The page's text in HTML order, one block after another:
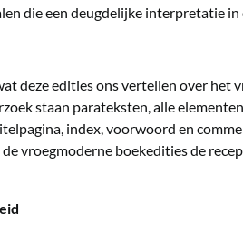
die een deugdelijke interpretatie in
deze edities ons vertellen over het
staan parateksten, alle
index, voorwoord en
vroegmoderne boekedities de